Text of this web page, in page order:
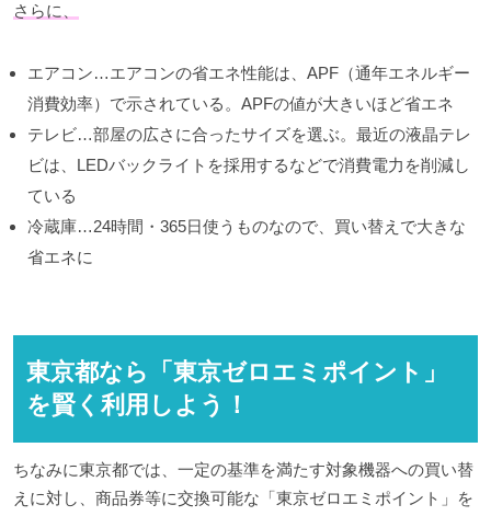
さらに、
エアコン…エアコンの省エネ性能は、APF（通年エネルギー
消費効率）で示されている。APFの値が大きいほど省エネ
テレビ…部屋の広さに合ったサイズを選ぶ。最近の液晶テレ
ビは、LEDバックライトを採用するなどで消費電力を削減し
ている
冷蔵庫…24時間・365日使うものなので、買い替えで大きな
省エネに
東京都なら「東京ゼロエミポイント」
を賢く利用しよう！
ちなみに東京都では、一定の基準を満たす対象機器への買い替
えに対し、商品券等に交換可能な「東京ゼロエミポイント」を